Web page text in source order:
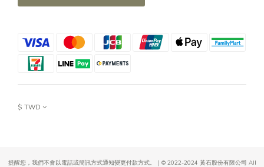
$ TWD
提醒您，我們不會以電話或簡訊方式通知變更付款方式。｜© 2022-2024 黃石股份有限公司 All